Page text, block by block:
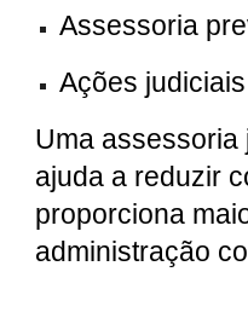
Assessoria
Ações
Uma assessoria
ajuda a reduzir
proporciona
administração